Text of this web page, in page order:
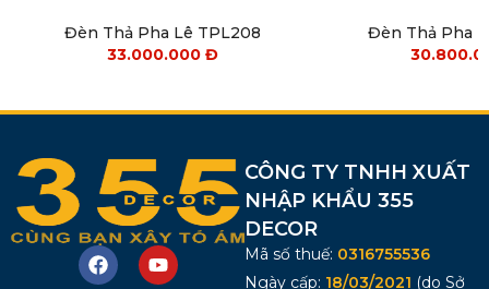
Đèn Thả Pha Lê TPL208
33.000.000Đ
Đèn Thả Pha
CÔNG TY TNHH XUẤT
NHẬP KHẨU 355
DECOR
Mã số thuế: 0316755536
Ngày cấp: 18/03/2021 (do Sở